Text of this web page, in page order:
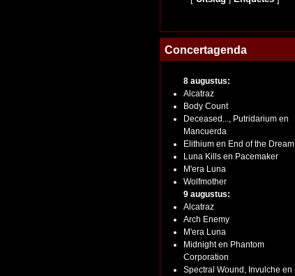
Concertagenda
8 augustus:
Alcatraz
Body Count
Deceased..., Putridarium en
Mancuerda
Elithium en End of the Dream
Luna Kills en Pacemaker
M'era Luna
Wolfmother
9 augustus:
Alcatraz
Arch Enemy
M'era Luna
Midnight en Phantom
Corporation
Spectral Wound, Invulche en